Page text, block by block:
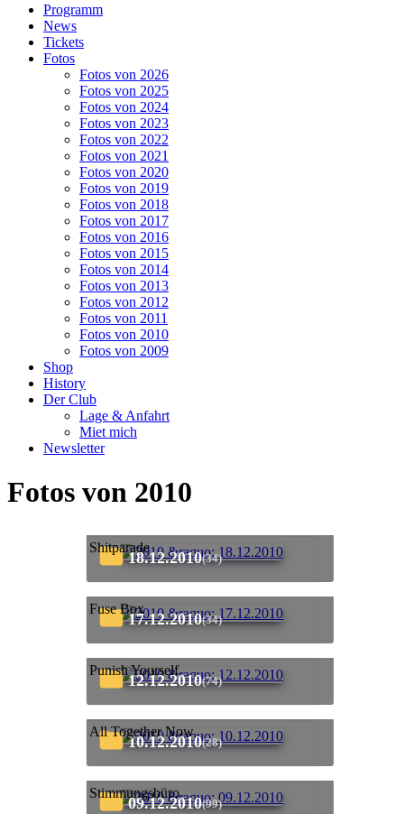
Programm
News
Tickets
Fotos
Fotos von 2026
Fotos von 2025
Fotos von 2024
Fotos von 2023
Fotos von 2022
Fotos von 2021
Fotos von 2020
Fotos von 2019
Fotos von 2018
Fotos von 2017
Fotos von 2016
Fotos von 2015
Fotos von 2014
Fotos von 2013
Fotos von 2012
Fotos von 2011
Fotos von 2010
Fotos von 2009
Shop
History
Der Club
Lage & Anfahrt
Miet mich
Newsletter
Fotos von 2010
18.12.2010(34)
Shitparade
17.12.2010(34)
Fuse Box
12.12.2010(74)
Punish Yourself
10.12.2010(28)
All Together Now
09.12.2010(99)
Stimmungsbüro